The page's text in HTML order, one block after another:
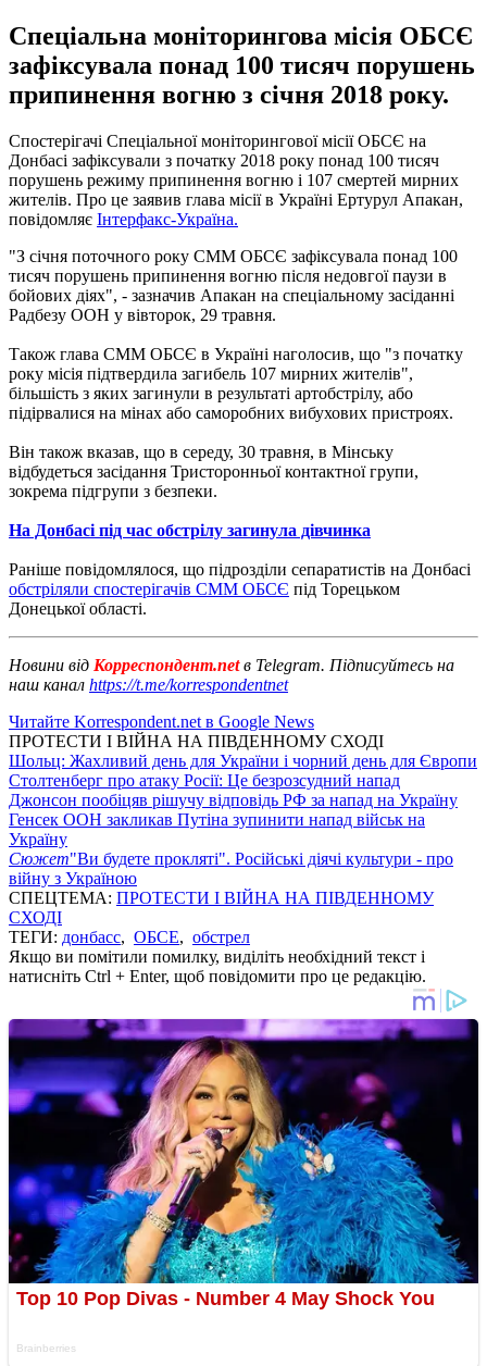
Спеціальна моніторингова місія ОБСЄ
зафіксувала понад 100 тисяч порушень
припинення вогню з січня 2018 року.
Спостерігачі Спеціальної моніторингової місії ОБСЄ на
Донбасі зафіксували з початку 2018 року понад 100 тисяч
порушень режиму припинення вогню і 107 смертей мирних
жителів. Про це заявив глава місії в Україні Ертурул Апакан,
повідомляє Інтерфакс-Україна.
"З січня поточного року СММ ОБСЄ зафіксувала понад 100
тисяч порушень припинення вогню після недовгої паузи в
бойових діях", - зазначив Апакан на спеціальному засіданні
Радбезу ООН у вівторок, 29 травня.
Також глава СММ ОБСЄ в Україні наголосив, що "з початку
року місія підтвердила загибель 107 мирних жителів",
більшість з яких загинули в результаті артобстрілу, або
підірвалися на мінах або саморобних вибухових пристроях.
Він також вказав, що в середу, 30 травня, в Мінську
відбудеться засідання Тристоронньої контактної групи,
зокрема підгрупи з безпеки.
На Донбасі під час обстрілу загинула дівчинка
Раніше повідомлялося, що підрозділи сепаратистів на Донбасі
обстріляли спостерігачів СММ ОБСЄ під Торецьком
Донецької області.
Новини від Корреспондент.netв Telegram. Підписуйтесь на
наш канал https://t.me/korrespondentnet
Читайте Korrespondent.net в Google News
ПРОТЕСТИ І ВІЙНА НА ПІВДЕННОМУ СХОДІ
Шольц: Жахливий день для України і чорний день для Європи
Столтенберг про атаку Росії: Це безрозсудний напад
Джонсон пообіцяв рішучу відповідь РФ за напад на Україну
Генсек ООН закликав Путіна зупинити напад військ на
Україну
Сюжет"Ви будете прокляті". Російські діячі культури - про
війну з Україною
СПЕЦТЕМА: ПРОТЕСТИ І ВІЙНА НА ПІВДЕННОМУ
СХОДІ
ТЕГИ: донбасс, ОБСЕ, обстрел
Якщо ви помітили помилку, виділіть необхідний текст і
натисніть Ctrl + Enter, щоб повідомити про це редакцію.